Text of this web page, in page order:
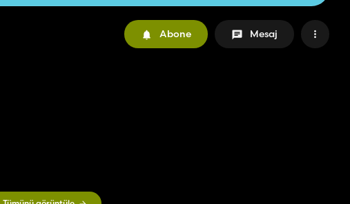
Abone Mesaj